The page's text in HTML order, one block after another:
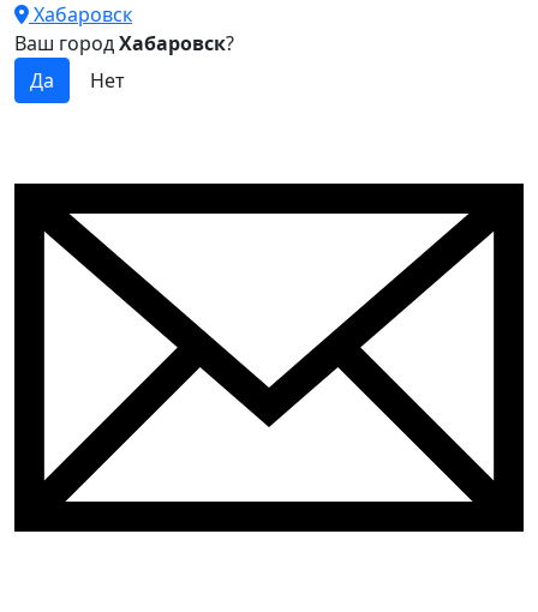
Хабаровск
Ваш городХабаровск?